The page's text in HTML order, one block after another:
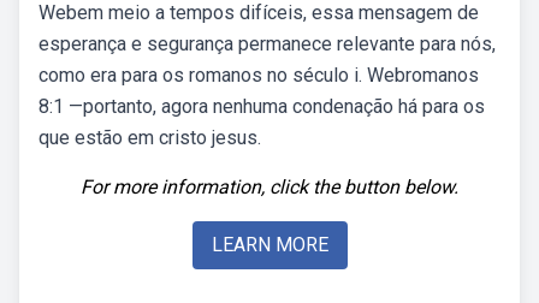
Webem meio a tempos difíceis, essa mensagem de
esperança e segurança permanece relevante para nós,
como era para os romanos no século i. Webromanos
8:1 —portanto, agora nenhuma condenação há para os
que estão em cristo jesus.
For more information, click the button below.
LEARN MORE